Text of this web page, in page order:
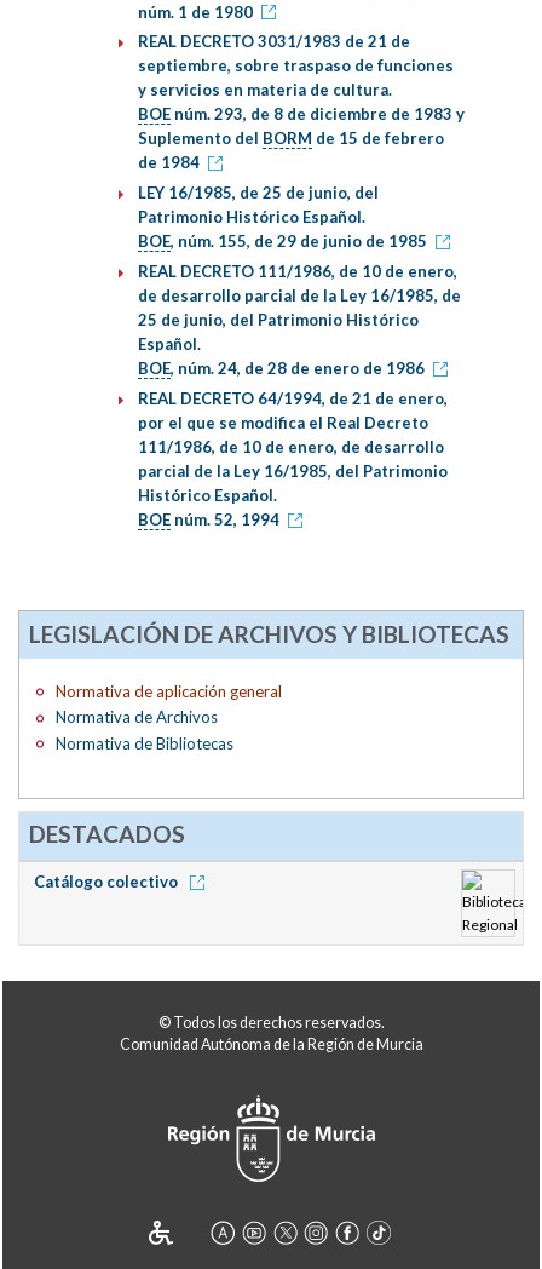
núm. 1 de 1980
REAL DECRETO 3031/1983 de 21 de
septiembre, sobre traspaso de funciones
y servicios en materia de cultura.
BOE núm. 293, de 8 de diciembre de 1983 y
Suplemento del BORM de 15 de febrero
de 1984
LEY 16/1985, de 25 de junio, del
Patrimonio Histórico Español.
BOE, núm. 155, de 29 de junio de 1985
REAL DECRETO 111/1986, de 10 de enero,
de desarrollo parcial de la Ley 16/1985, de
25 de junio, del Patrimonio Histórico
Español.
BOE, núm. 24, de 28 de enero de 1986
REAL DECRETO 64/1994, de 21 de enero,
por el que se modifica el Real Decreto
111/1986, de 10 de enero, de desarrollo
parcial de la Ley 16/1985, del Patrimonio
Histórico Español.
BOE núm. 52, 1994
LEGISLACIÓN DE ARCHIVOS Y BIBLIOTECAS
Normativa de aplicación general
Normativa de Archivos
Normativa de Bibliotecas
DESTACADOS
Catálogo colectivo
© Todos los derechos reservados.
Comunidad Autónoma de la Región de Murcia